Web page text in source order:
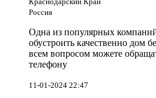
Россия
Одна из популярных
обустроить качественно дом
всем вопросом можете
телефону
11-01-2024 22:47